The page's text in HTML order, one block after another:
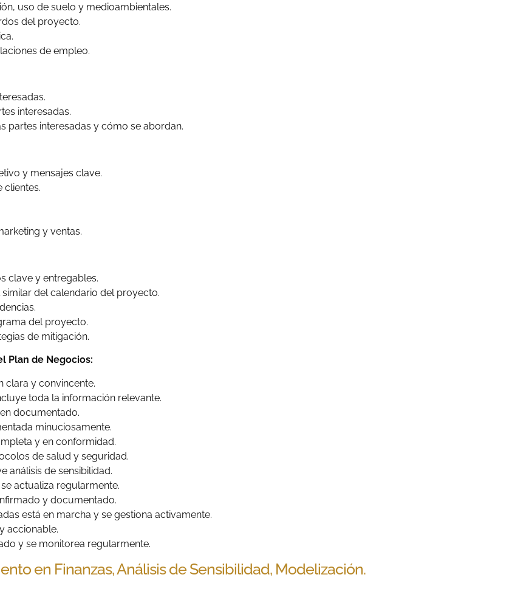
uso de suelo y medioambientales.
del proyecto.
de empleo.
interesadas.
partes interesadas y cómo se abordan.
y mensajes clave.
clientes.
y ventas.
clave y entregables.
del calendario del proyecto.
del proyecto.
de mitigación.
Plan de Negocios:
clara y convincente.
toda la información relevante.
documentado.
minuciosamente.
y en conformidad.
de salud y seguridad.
análisis de sensibilidad.
actualiza regularmente.
y documentado.
está en marcha y se gestiona activamente.
accionable.
y se monitorea regularmente.
en Finanzas, Análisis de Sensibilidad, Modelización.